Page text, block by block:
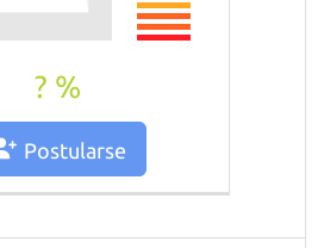
? %
Postularse